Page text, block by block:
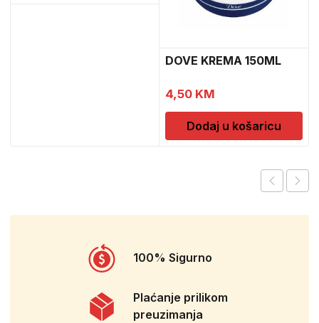
DOVE KREMA 150ML
4,50 KM
Dodaj u košaricu
100% Sigurno
Plaćanje prilikom
preuzimanja